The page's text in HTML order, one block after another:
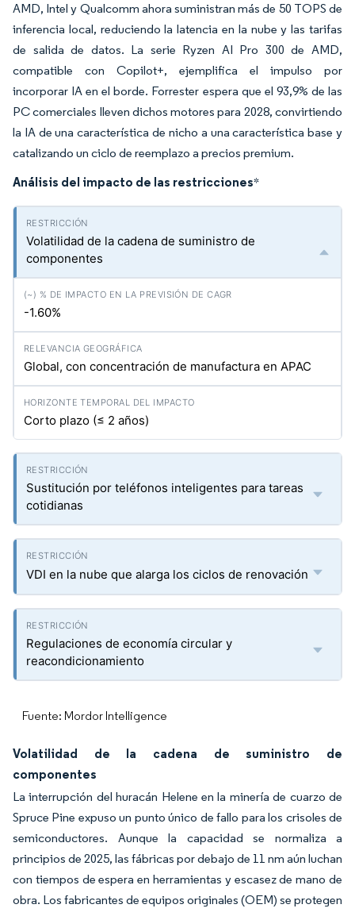
AMD, Intel y Qualcomm ahora suministran más de 50 TOPS de
inferencia local, reduciendo la latencia en la nube y las tarifas
de salida de datos. La serie Ryzen AI Pro 300 de AMD,
compatible con Copilot+, ejemplifica el impulso por
incorporar IA en el borde. Forrester espera que el 93,9% de las
PC comerciales lleven dichos motores para 2028, convirtiendo
la IA de una característica de nicho a una característica base y
catalizando un ciclo de reemplazo a precios premium.
Análisis del impacto de las restricciones*
Volatilidad de la cadena de suministro de
componentes
-1.60%
Global, con concentración de manufactura en APAC
Corto plazo (≤ 2 años)
Sustitución por teléfonos inteligentes para tareas
cotidianas
VDI en la nube que alarga los ciclos de renovación
Regulaciones de economía circular y
reacondicionamiento
Fuente: Mordor Intelligence
Volatilidad de la cadena de suministro de
componentes
La interrupción del huracán Helene en la minería de cuarzo de
Spruce Pine expuso un punto único de fallo para los crisoles de
semiconductores. Aunque la capacidad se normaliza a
principios de 2025, las fábricas por debajo de 11 nm aún luchan
con tiempos de espera en herramientas y escasez de mano de
obra. Los fabricantes de equipos originales (OEM) se protegen